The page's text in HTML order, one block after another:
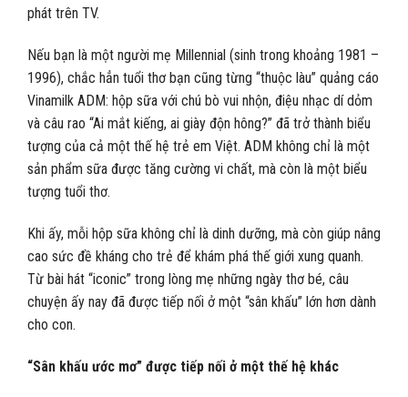
phát trên TV.
Nếu bạn là một người mẹ Millennial (sinh trong khoảng 1981 –
1996), chắc hẳn tuổi thơ bạn cũng từng “thuộc làu” quảng cáo
Vinamilk ADM: hộp sữa với chú bò vui nhộn, điệu nhạc dí dỏm
và câu rao “Ai mắt kiếng, ai giày độn hông?” đã trở thành biểu
tượng của cả một thế hệ trẻ em Việt. ADM không chỉ là một
sản phẩm sữa được tăng cường vi chất, mà còn là một biểu
tượng tuổi thơ.
Khi ấy, mỗi hộp sữa không chỉ là dinh dưỡng, mà còn giúp nâng
cao sức đề kháng cho trẻ để khám phá thế giới xung quanh.
Từ bài hát “iconic” trong lòng mẹ những ngày thơ bé, câu
chuyện ấy nay đã được tiếp nối ở một “sân khấu” lớn hơn dành
cho con.
“Sân khấu ước mơ” được tiếp nối ở một thế hệ khác